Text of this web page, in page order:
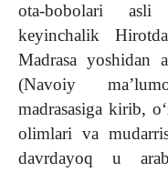
ota-bobolari asli
keyinchalik
Madrasa yoshidan
(Navoiy
madrasasiga kirib,
olimlari va
davrdayoq u